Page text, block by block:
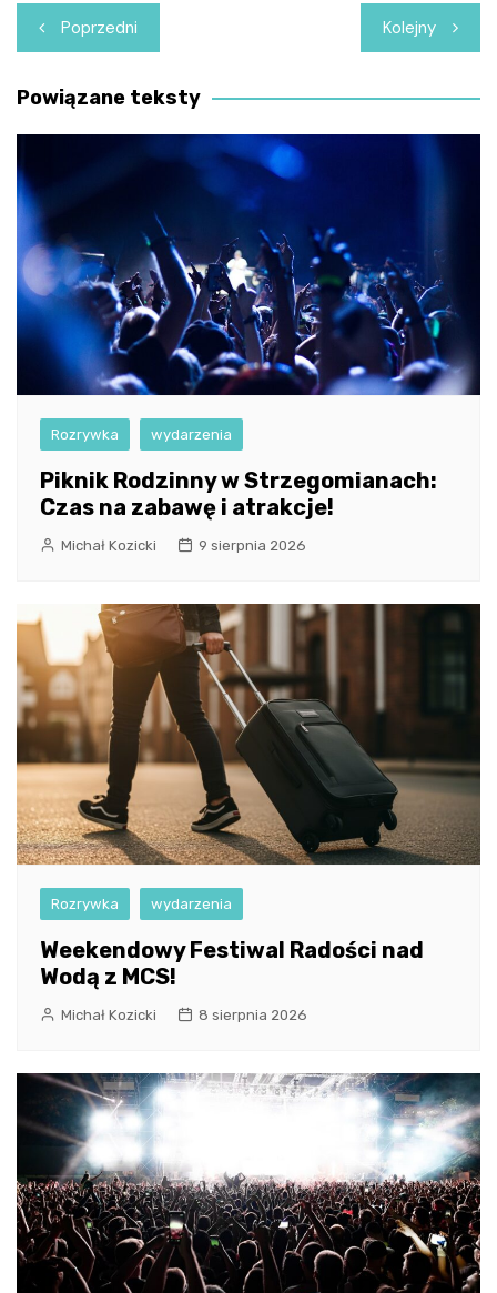
Nawigacja
wpisu
Poprzedni Kolejny
Powiązane teksty
Rozrywka wydarzenia
Piknik Rodzinny w Strzegomianach:
Czas na zabawę i atrakcje!
Michał Kozicki 9 sierpnia 2026
Rozrywka wydarzenia
Weekendowy Festiwal Radości nad
Wodą z MCS!
Michał Kozicki 8 sierpnia 2026